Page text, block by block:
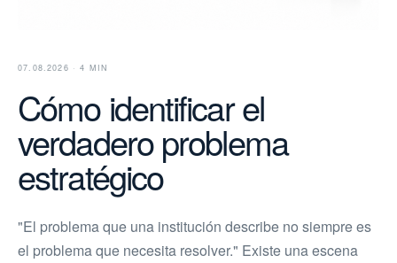
07.08.2026 · 4 MIN
Cómo identificar el
verdadero problema
estratégico
"El problema que una institución describe no siempre es
el problema que necesita resolver." Existe una escena